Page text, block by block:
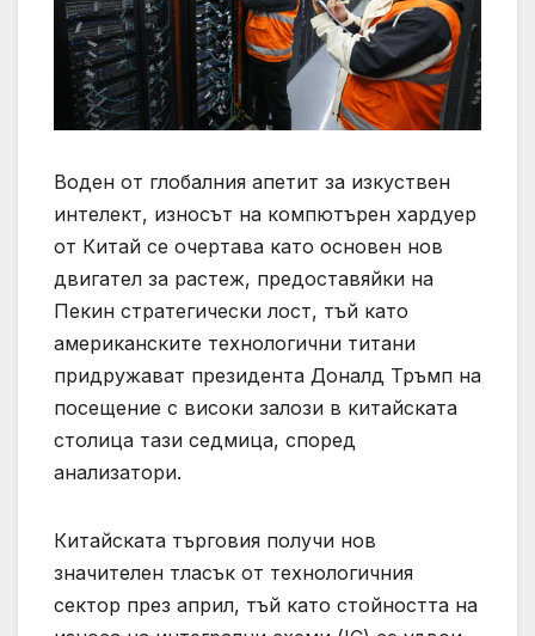
Воден от глобалния апетит за изкуствен
интелект, износът на компютърен хардуер
от Китай се очертава като основен нов
двигател за растеж, предоставяйки на
Пекин стратегически лост, тъй като
американските технологични титани
придружават президента Доналд Тръмп на
посещение с високи залози в китайската
столица тази седмица, според
анализатори.
Китайската търговия получи нов
значителен тласък от технологичния
сектор през април, тъй като стойността на